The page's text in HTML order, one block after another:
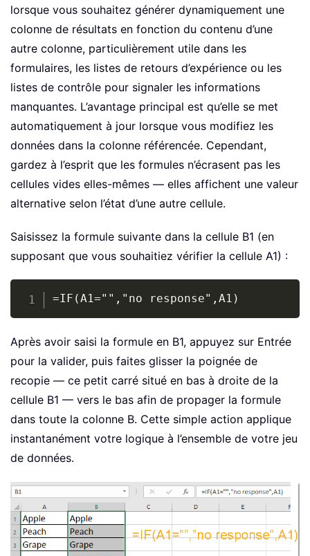
lorsque vous souhaitez générer dynamiquement une
colonne de résultats en fonction du contenu d’une
autre colonne, particulièrement utile dans les
formulaires, les listes de retours d’expérience ou les
listes de contrôle pour signaler les informations
manquantes. L’avantage principal est qu’elle se met
automatiquement à jour lorsque vous modifiez les
données dans la colonne référencée. Cependant,
gardez à l’esprit que les formules n’écrasent pas les
cellules vides elles-mêmes — elles affichent une valeur
alternative selon l’état d’une autre cellule.
Saisissez la formule suivante dans la cellule B1 (en
supposant que vous souhaitiez vérifier la cellule A1) :
=IF(A1="","no response",A1)
Après avoir saisi la formule en B1, appuyez sur Entrée
pour la valider, puis faites glisser la poignée de
recopie — ce petit carré situé en bas à droite de la
cellule B1 — vers le bas afin de propager la formule
dans toute la colonne B. Cette simple action applique
instantanément votre logique à l’ensemble de votre jeu
de données.